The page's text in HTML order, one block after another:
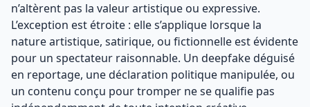
n’altèrent pas la valeur artistique ou expressive.
L’exception est étroite : elle s’applique lorsque la
nature artistique, satirique, ou fictionnelle est évidente
pour un spectateur raisonnable. Un deepfake déguisé
en reportage, une déclaration politique manipulée, ou
un contenu conçu pour tromper ne se qualifie pas